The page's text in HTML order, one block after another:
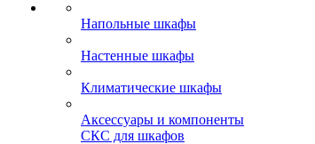
Напольные шкафы
Настенные шкафы
Климатические шкафы
Аксессуары и компоненты
СКС для шкафов